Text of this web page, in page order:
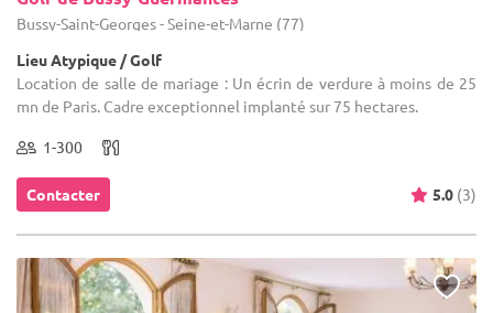
Bussy-Saint-Georges - Seine-et-Marne (77)
Lieu Atypique / Golf
Location de salle de mariage : Un écrin de verdure à moins de 25
mn de Paris. Cadre exceptionnel implanté sur 75 hectares.
1-300
Contacter 5.0 (3)